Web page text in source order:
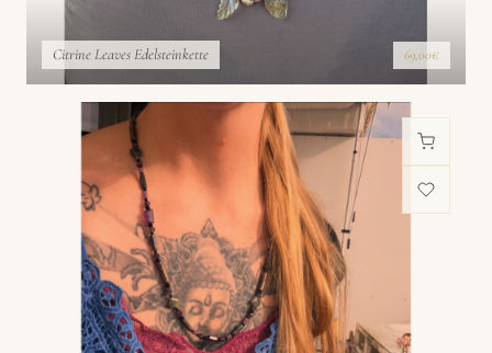
Citrine Leaves Edelsteinkette 69,00€